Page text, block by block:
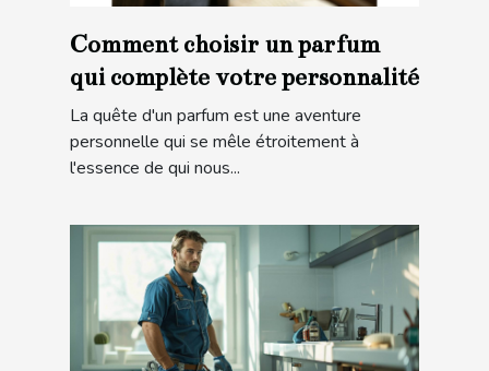
Comment choisir un parfum
qui complète votre personnalité
La quête d'un parfum est une aventure
personnelle qui se mêle étroitement à
l'essence de qui nous...